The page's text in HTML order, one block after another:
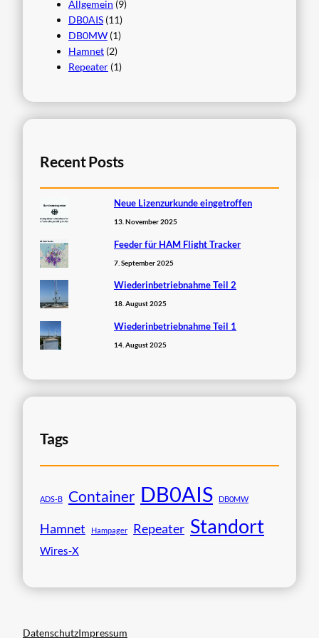
Allgemein (9)
DB0AIS (11)
DB0MW (1)
Hamnet (2)
Repeater (1)
Recent Posts
Neue Lizenzurkunde eingetroffen
13. November 2025
Feeder für HAM Flight Tracker
7. September 2025
Wiederinbetriebnahme Teil 2
18. August 2025
Wiederinbetriebnahme Teil 1
14. August 2025
Tags
ADS-B Container DB0AIS DB0MW
Hamnet Hampager Repeater Standort
Wires-X
DatenschutzImpressum